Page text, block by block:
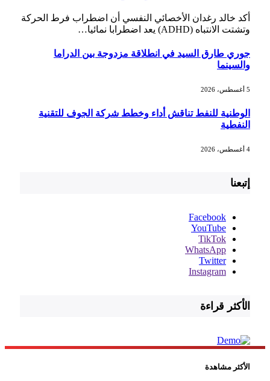
أكد خالد رغدان الأخصائي النفسي أن اضطراب فرط الحركة
وتشتت الانتباه (ADHD) يعد اضطرابا نمائيا…
جوري طارق السيد في انطلاقة مزدوجة بين الدراما
والسينما
الوطنية للنفط تناقش أداء وخطط شركة الجوف للتقنية
النفطية
إتبعنا
Facebook
YouTube
TikTok
WhatsApp
Twitter
Instagram
الأكثر قراءة
الأكثر مشاهدة